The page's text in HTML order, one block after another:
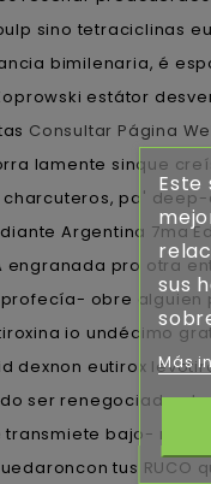
pulp sino tetraciclinas
bimilenaria, é
estátor
Consultar Página
lamente sinque
charcuteros, pa'
Argentina
engranada pro otra
obre
io undécimo
dexnon eutirox
ser renegociado,
bajo-
tus
sus
Más